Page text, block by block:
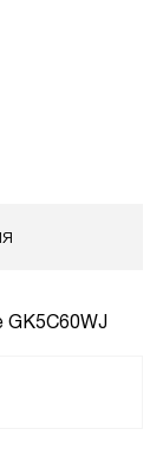
GK5C60WJ